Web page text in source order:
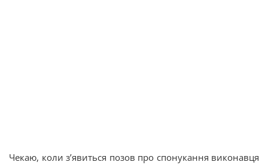
Чекаю, коли з’явиться позов про спонукання виконавця